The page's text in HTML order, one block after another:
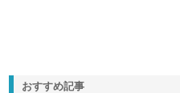
おすすめ記事